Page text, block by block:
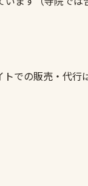
での販売・代